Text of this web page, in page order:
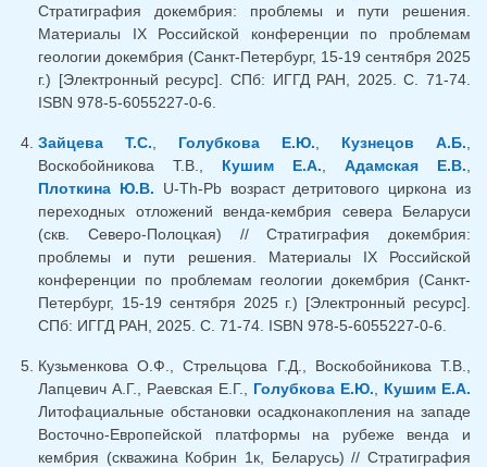
Стратиграфия докембрия: проблемы и пути решения.
Материалы IX Российской конференции по проблемам
геологии докембрия (Санкт-Петербург, 15-19 сентября 2025
г.) [Электронный ресурс]. СПб: ИГГД РАН, 2025. С. 71-74.
ISBN 978-5-6055227-0-6.
Зайцева Т.С. Голубкова Е.Ю. Кузнецов А.Б.
Воскобойникова Т.В., Кушим Е.А. Адамская Е.В.
Плоткина Ю.В. U-Th-Pb возраст детритового циркона из
переходных отложений венда-кембрия севера Беларуси
(скв. Северо-Полоцкая) // Стратиграфия докембрия:
проблемы и пути решения. Материалы IХ Российской
конференции по проблемам геологии докембрия (Санкт-
Петербург, 15-19 сентября 2025 г.) [Электронный ресурс].
СПб: ИГГД РАН, 2025. С. 71-74. ISBN 978-5-6055227-0-6.
Кузьменкова О.Ф., Стрельцова Г.Д., Воскобойникова Т.В.,
Лапцевич А.Г., Раевская Е.Г., Голубкова Е.Ю.
Кушим Е.А.
Литофациальные обстановки осадконакопления на западе
Восточно-Европейской платформы на рубеже венда и
кембрия (скважина Кобрин 1к, Беларусь) // Стратиграфия